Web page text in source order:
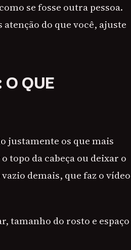
se fosse outra pessoa.
do que você, ajuste
QUE
justamente os que mais
topo da cabeça ou deixar o
demais, que faz o vídeo
tamanho do rosto e espaço